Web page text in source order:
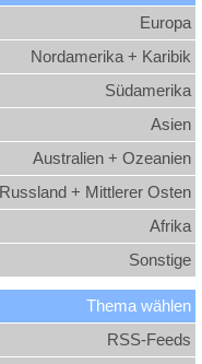
Europa
Nordamerika + Karibik
Südamerika
Asien
Australien + Ozeanien
Russland + Mittlerer Osten
Afrika
Sonstige
Thema wählen
RSS-Feeds